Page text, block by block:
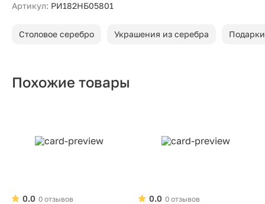
Артикул: РИ182НБ05801
Столовое серебро Украшения из серебра
Похожие товары
0 отзывов
0.0
0 отзывов
0.0